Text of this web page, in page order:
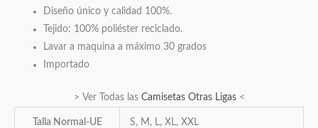
Diseño único y calidad 100%.
Tejido: 100% poliéster reciclado.
Lavar a maquina a máximo 30 grados
Importado
> Ver Todas las Camisetas Otras Ligas<
Talla Normal-UE S, M, L, XL, XXL